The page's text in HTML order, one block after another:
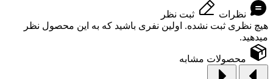
نظرات
ثبت نظر
هیچ نظری ثبت نشده. اولین نفری باشید که به این محصول نظر
میدهید.
محصولات مشابه